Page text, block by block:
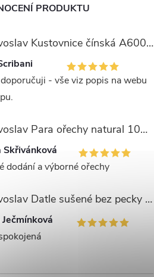
PRODUKTU
Zdravoslav Kustovnice čínská A600 - GOJI 1000 g
- vše viz popis na webu
Zdravoslav Para ořechy natural 1000 g
Skřivánková
dodání a výborné ořechy
Zdravoslav Datle sušené bez pecky - Deglet Nour 1000 g